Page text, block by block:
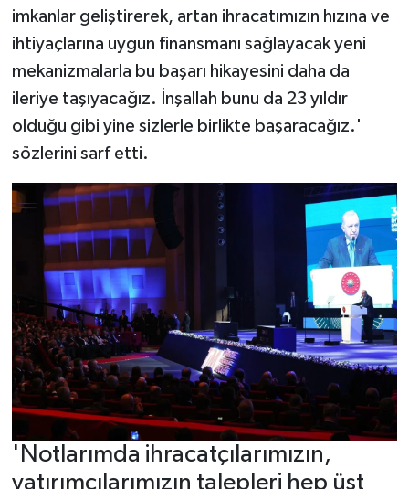
imkanlar geliştirerek, artan ihracatımızın hızına ve
ihtiyaçlarına uygun finansmanı sağlayacak yeni
mekanizmalarla bu başarı hikayesini daha da
ileriye taşıyacağız. İnşallah bunu da 23 yıldır
olduğu gibi yine sizlerle birlikte başaracağız.'
sözlerini sarf etti.
'Notlarımda ihracatçılarımızın,
yatırımcılarımızın talepleri hep üst